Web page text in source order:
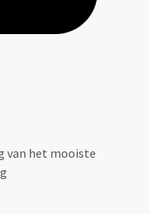
van het mooiste